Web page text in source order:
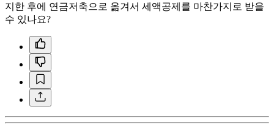
지한 후에 연금저축으로 옮겨서 세액공제를 마찬가지로 받을
수 있나요?